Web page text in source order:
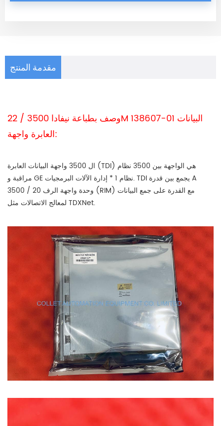
مقدمة المنتج
وصف بطباعة نيفادا 3500 / 22M 138607-01 البيانات
العابرة واجهة:
ال 3500 واجهة البيانات العابرة (TDI) هي الواجهة بين 3500 نظام
مراقبة و GE نظام 1 * إدارة الآلات البرمجيات. TDI يجمع بين قدرة A
3500 / 20 وحدة واجهة الرف (RIM) مع القدرة على جمع البيانات
لمعالج الاتصالات مثل TDXNet.